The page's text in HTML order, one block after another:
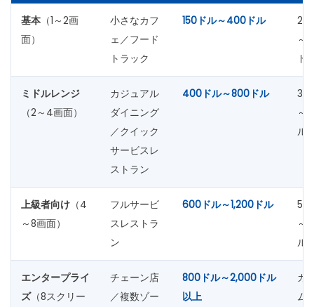
基本 （1～2画
面）
小さなカフ
ェ／フード
トラック
150ドル～400ドル
20
～
ド
ミドルレンジ
（2～4画面）
カジュアル
ダイニング
／クイック
サービスレ
ストラン
400ドル～800ドル
30
～
ル
上級者向け （4
～8画面）
フルサービ
スレストラ
ン
600ドル～1,200ドル
50
～
ル
エンタープライ
ズ（8スクリー
チェーン店
／複数ゾー
800ドル～2,000ドル
以上
カ
ム